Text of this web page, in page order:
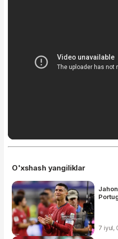
O'xshash yangiliklar
7 iyul,